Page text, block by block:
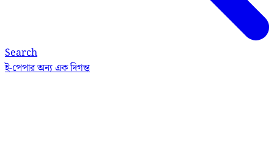
Search
ই-পেপারঅন্য এক দিগন্ত